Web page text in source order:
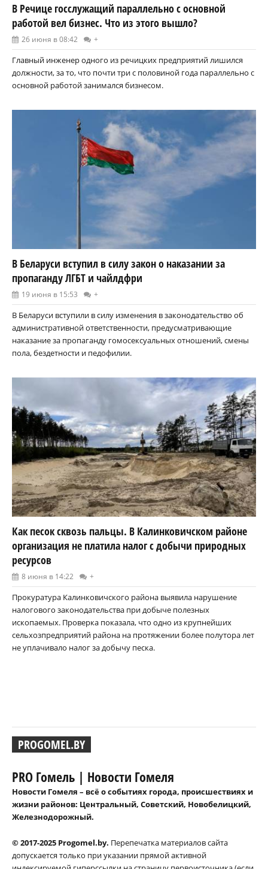
В Речице госслужащий параллельно с основной
работой вел бизнес. Что из этого вышло?
26 июня в 08:42 +
Главный инженер одного из речицких предприятий лишился
должности, за то, что почти три с половиной года параллельно с
основной работой занимался бизнесом.
В Беларуси вступил в силу закон о наказании за
пропаганду ЛГБТ и чайлдфри
19 июня в 15:53 +
В Беларуси вступили в силу изменения в законодательство об
административной ответственности, предусматривающие
наказание за пропаганду гомосексуальных отношений, смены
пола, бездетности и педофилии.
Как песок сквозь пальцы. В Калинковичском районе
организация не платила налог с добычи природных
ресурсов
8 июня в 14:22 +
Прокуратура Калинковичского района выявила нарушение
налогового законодательства при добыче полезных
ископаемых. Проверка показала, что одно из крупнейших
сельхозпредприятий района на протяжении более полутора лет
не уплачивало налог за добычу песка.
PROGOMEL.BY
PRO Гомель | Новости Гомеля
Новости Гомеля – всё о событиях города, происшествиях и
жизни районов: Центральный, Советский, Новобелицкий,
Железнодорожный.
© 2017-2025 Progomel.by. Перепечатка материалов сайта
допускается только при указании прямой активной